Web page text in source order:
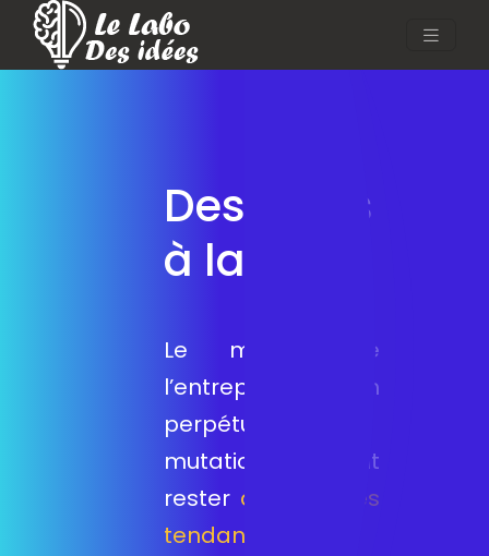
Des idées
à la pelle
Le monde de
l’entreprise est en
perpétuelles
mutations, et il faut
rester à l’affût des
tendances